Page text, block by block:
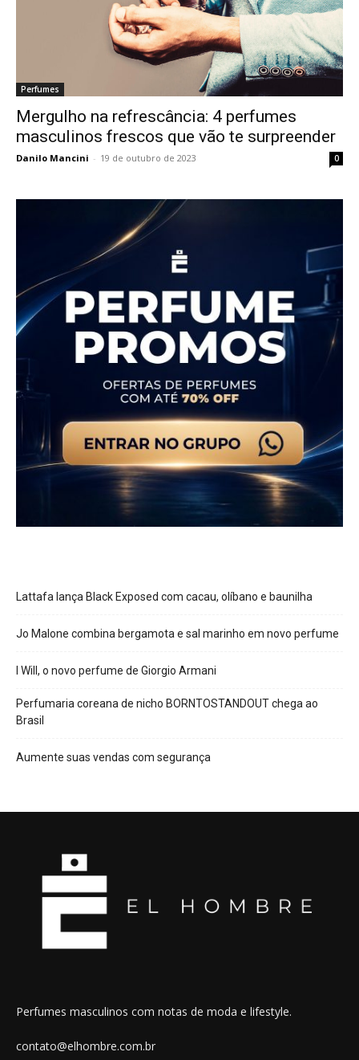
Perfumes
Mergulho na refrescância: 4 perfumes
masculinos frescos que vão te surpreender
Danilo Mancini - 19 de outubro de 2023 0
Lattafa lança Black Exposed com cacau, olíbano e baunilha
Jo Malone combina bergamota e sal marinho em novo perfume
I Will, o novo perfume de Giorgio Armani
Perfumaria coreana de nicho BORNTOSTANDOUT chega ao
Brasil
Aumente suas vendas com segurança
Perfumes masculinos com notas de moda e lifestyle.
contato@elhombre.com.br